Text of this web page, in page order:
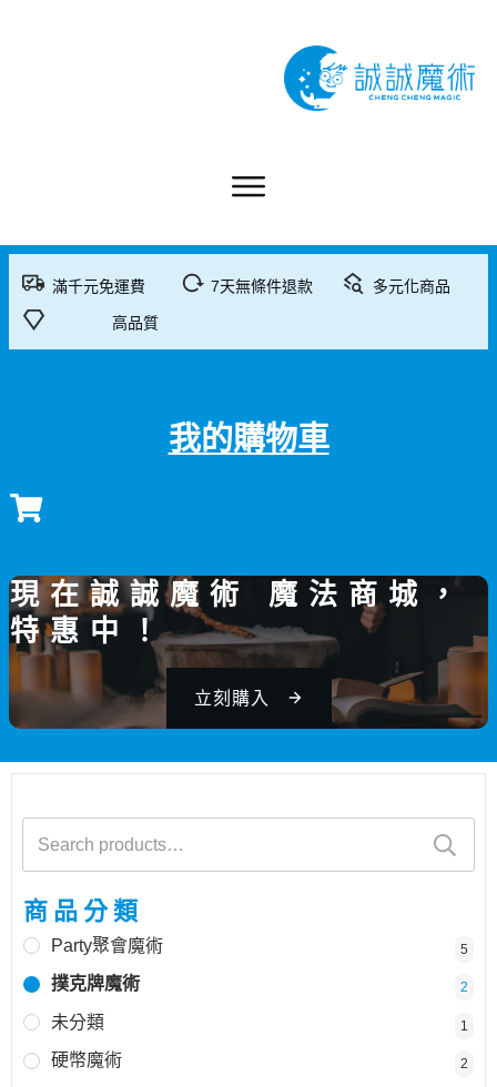
滿千元免運費 7天無條件退款 多元化商品
高品質
我的購物車
現在誠誠魔術 魔法商城，
特惠中！
立刻購入
商品分類
Party聚會魔術 5
撲克牌魔術 2
未分類 1
硬幣魔術 2